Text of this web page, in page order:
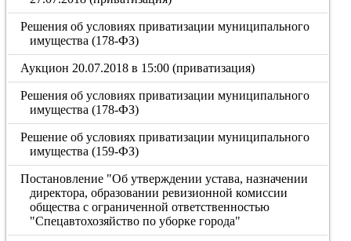
Решения об условиях приватизации муниципального
имущества (178-ФЗ)
Аукцион 20.07.2018 в 15:00 (приватизация)
Решения об условиях приватизации муниципального
имущества (178-ФЗ)
Решение об условиях приватизации муниципального
имущества (159-ФЗ)
Постановление "Об утверждении устава, назначении
директора, образовании ревизионной комиссии
общества с ограниченной ответственностью
"Спецавтохозяйство по уборке города"